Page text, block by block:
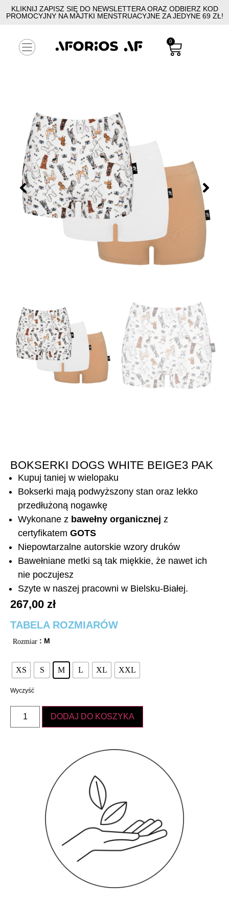
KLIKNIJ ZAPISZ SIĘ DO NEWSLETTERA ORAZ ODBIERZ KOD
PROMOCYJNY NA MAJTKI MENSTRUACYJNE ZA JEDYNE 69 ZŁ!
0
BOKSERKI DOGS WHITE BEIGE3 PAK
Kupuj taniej w wielopaku
Bokserki mają podwyższony stan oraz lekko
przedłużoną nogawkę
Wykonane z bawełny organicznej z
certyfikatem GOTS
Niepowtarzalne autorskie wzory druków
Bawełniane metki są tak miękkie, że nawet ich
nie poczujesz
Szyte w naszej pracowni w Bielsku-Białej.
267,00 zł
TABELA ROZMIARÓW
Rozmiar : M
XS S M L XL XXL
Wyczyść
DODAJ DO KOSZYKA